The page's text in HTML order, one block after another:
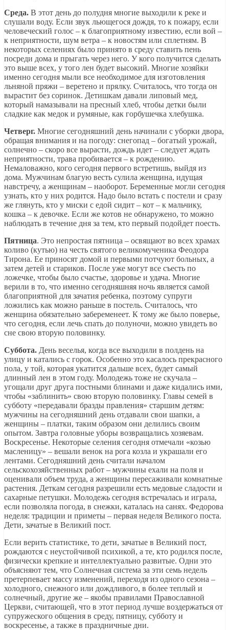
Среда. В этот день до полудня многие выходили к реке и
слушали воду. Если звук льющегося дождя, то к пожару, если
человеческий голос – к благоприятному известию, если вой –
к неприятности, шум ветра – к новостям или сплетням. В
некоторых селениях было принято в среду ставить пень
посреди дома и прыгать через него. У кого получится сделать
это выше всех, у того лен будет высокий. Многие хозяйки
именно сегодня мыли все необходимое для изготовления
льняной пряжи – веретено и прялку. Считалось, что тогда он
вырастит без соринок. Детишкам давали липовый мед,
который намазывали на пресный хлеб, чтобы детки были
сладкие как медок и румяные, как горбушечка хлебушка.
Четверг. Многие сегодняшний день начинали с уборки двора,
обращая внимания и на погоду: снегопад – богатый урожай,
солнечно – скоро все вырасти, дождь идет – следует ждать
неприятности, трава пробивается – к рождению.
Немаловажно, кого сегодня первого встретишь, выйдя из
дома. Мужчинам благую весть сулила женщина, идущая
навстречу, а женщинам – наоборот. Беременные могли сегодня
узнать, кто у них родится. Надо было встать с постели и сразу
же глянуть, кто у миски с едой сидит – кот – к мальчику,
кошка – к девочке. Если же котов не обнаружено, то можно
наблюдать в течение дня за тем, кто первый подойдет поесть.
Пятница. Это непростая пятница – освящают во всех храмах
коливо (кутью) на честь святого великомученика Феодора
Тирона. Ее приносят домой и первыми потчуют больных, а
затем детей и стариков. После уже могут все съесть по
ложечке, чтобы было счастье, здоровье и удача. Многие
верили в то, что именно сегодняшняя ночь является самой
благоприятной для зачатия ребенка, поэтому супруги
ложились как можно раньше в постель. Считалось, что
женщина обязательно забеременеет. К тому же было поверье,
что сегодня, если лечь спать до полуночи, можно увидеть во
сне свою вторую половинку.
Суббота. День веселья, когда все выходили в полдень на
улицу и катались с горок. Особенно это касалось прекрасного
пола, у той, которая укатится дальше всех, будет самый
длинный лен в этом году. Молодежь тоже не скучала –
угощали друг друга постными блинами и даже кидались ими,
чтобы «заблинить» свою вторую половинку. Главы семей в
субботу «передавали бразды правления» старшим детям:
мужчины на сегодняшний день отдавали свои шапки, а
женщины – платки, таким образом они делились своим
опытом. Завтра головные уборы возвращались хозяевам.
Воскресенье. Некоторые селения сегодня отмечали «козью
масленицу» – вешали венок на рога козла и украшали его
лентами. Сегодняшний день считали началом
сельскохозяйственных работ – мужчины ехали на поля и
оценивали объем труда, а женщины пересаживали комнатные
растения. Деткам сегодня разрешили есть медовые сладости и
сахарные петушки. Молодежь сегодня встречалась и играла,
если позволяла погода, в снежки, каталась на санях. Федорова
неделя: традиции и приметы – первая неделя Великого поста.
Дети, зачатые в Великий пост.
Если верить статистике, то дети, зачатые в Великий пост,
рождаются с неустойчивой психикой, а те, кто родился после,
физически крепкие и интеллектуально развитые. Одни это
объясняют тем, что Солнечная система за эти семь недель
претерпевает массу изменений, переходя из одного сезона –
холодного, снежного или дождливого, в более теплый и
солнечный, другие же – якобы правилами Православной
Церкви, считающей, что в этот период лучше воздержаться от
супружеского общения в среду, пятницу, субботу и
воскресенье, а также в праздничные дни.